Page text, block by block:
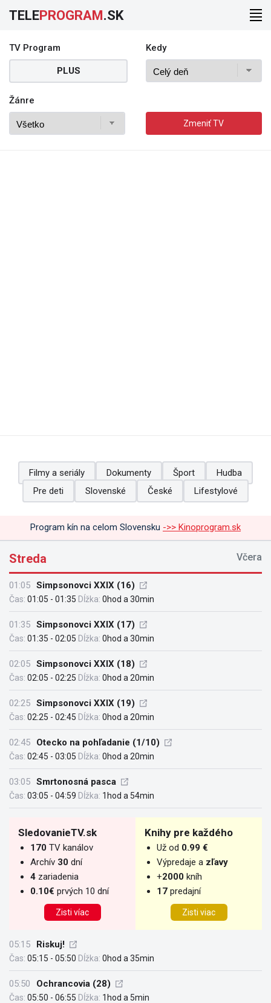
TELEPROGRAM.SK
TV Program
PLUS
Kedy
Žánre
Zmeniť TV
Filmy a seriály Dokumenty Šport
Hudba
Pre deti
Slovenské České Lifestylové
Program kín na celom Slovensku ->> Kinoprogram.sk
Streda Včera
01:05 Simpsonovci XXIX (16)
Čas: 01:05 - 01:35 Dĺžka: 0hod a 30min
01:35 Simpsonovci XXIX (17)
Čas: 01:35 - 02:05 Dĺžka: 0hod a 30min
02:05 Simpsonovci XXIX (18)
Čas: 02:05 - 02:25 Dĺžka: 0hod a 20min
02:25 Simpsonovci XXIX (19)
Čas: 02:25 - 02:45 Dĺžka: 0hod a 20min
02:45 Otecko na pohľadanie (1/10)
Čas: 02:45 - 03:05 Dĺžka: 0hod a 20min
03:05 Smrtonosná pasca
Čas: 03:05 - 04:59 Dĺžka: 1hod a 54min
SledovanieTV.sk
170 TV kanálov
Archív 30 dní
4 zariadenia
0.10€ prvých 10 dní
Zisti víac
Knihy pre každého
Už od 0.99 €
Výpredaje a zľavy
+2000 kníh
17 predajní
Zisti viac
05:15 Riskuj!
Čas: 05:15 - 05:50 Dĺžka: 0hod a 35min
05:50 Ochrancovia (28)
Čas: 05:50 - 06:55 Dĺžka: 1hod a 5min